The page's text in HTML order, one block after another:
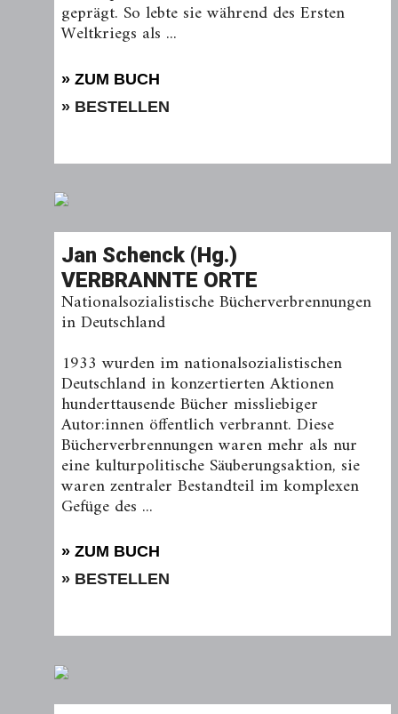
geprägt. So lebte sie während des Ersten
Weltkriegs als ...
» ZUM BUCH
» BESTELLEN
Jan Schenck (Hg.)
VERBRANNTE ORTE
Nationalsozialistische Bücherverbrennungen
in Deutschland
1933 wurden im nationalsozialistischen
Deutschland in konzertierten Aktionen
hunderttausende Bücher missliebiger
Autor:innen öffentlich verbrannt. Diese
Bücherverbrennungen waren mehr als nur
eine kulturpolitische Säuberungsaktion, sie
waren zentraler Bestandteil im komplexen
Gefüge des ...
» ZUM BUCH
» BESTELLEN